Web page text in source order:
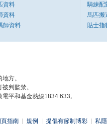
資料
資料
師資料
騎練配
馬匹搬
貼士指
方。
判監禁。
平和基金熱線1834 633。
指南 規例 提倡有節制博彩 私